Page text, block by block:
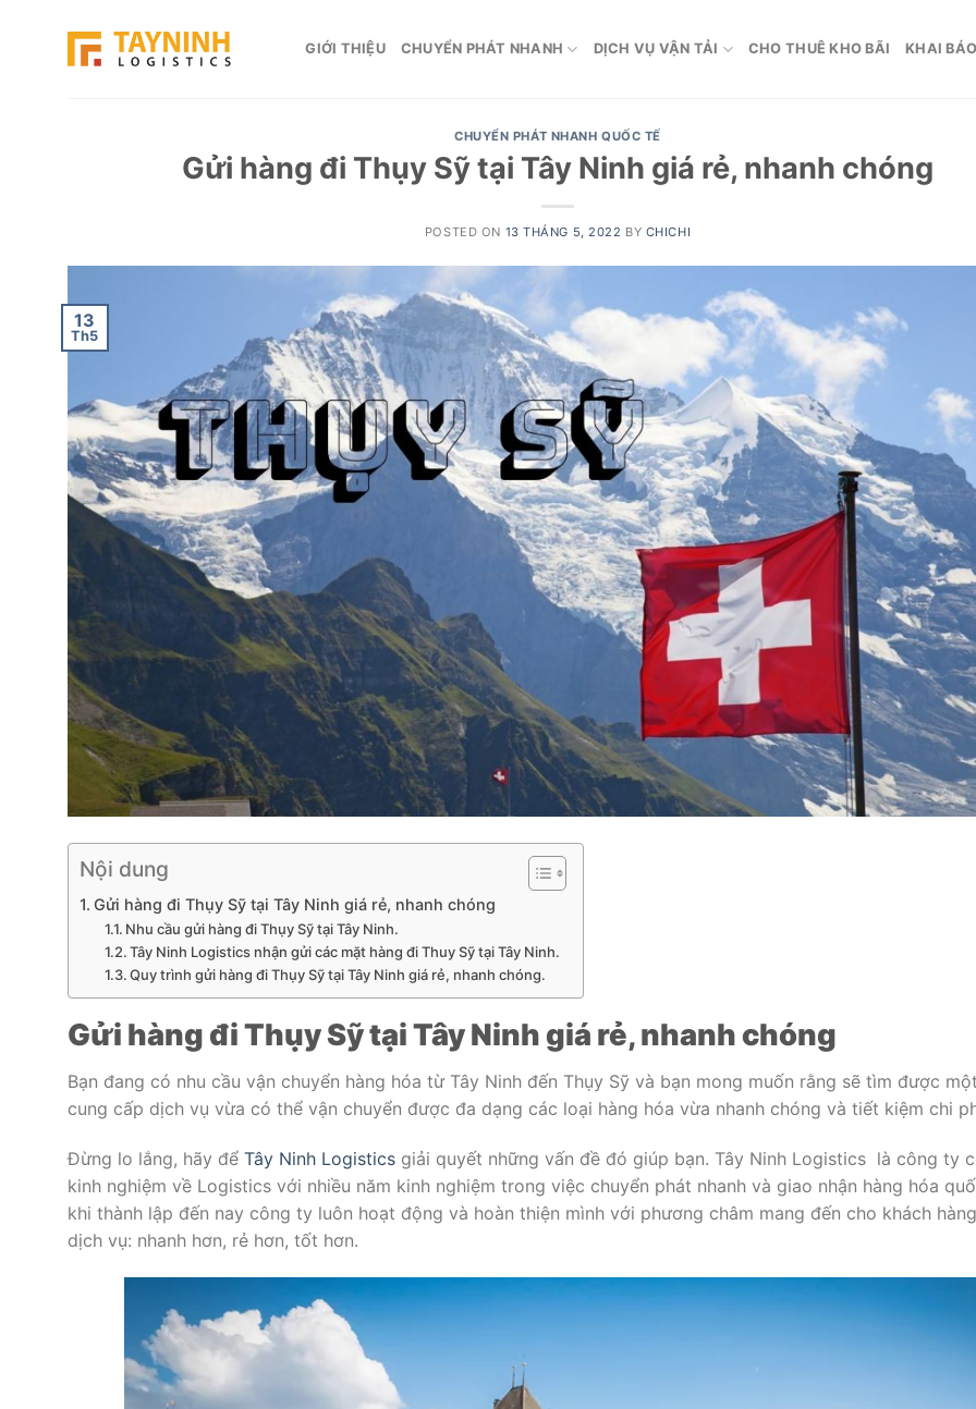
GIỚI THIỆU CHUYỂN PHÁT NHANH DỊCH VỤ VẬN TẢI CHO THUÊ KHO BÃI KHAI
CHUYỂN PHÁT NHANH QUỐC TẾ
Gửi hàng đi Thụy Sỹ tại Tây Ninh giá rẻ, nhanh chóng
POSTED ON 13 THÁNG 5, 2022 BY CHICHI
13
Th5
Nội dung
Gửi hàng đi Thụy Sỹ tại Tây Ninh giá rẻ, nhanh chóng
Nhu cầu gửi hàng đi Thụy Sỹ tại Tây Ninh.
Tây Ninh Logistics nhận gửi các mặt hàng đi Thuy Sỹ tại Tây Ninh.
Quy trình gửi hàng đi Thụy Sỹ tại Tây Ninh giá rẻ, nhanh chóng.
Gửi hàng đi Thụy Sỹ tại Tây Ninh giá rẻ, nhanh chóng
Bạn đang có nhu cầu vận chuyển hàng hóa từ Tây Ninh đến Thụy Sỹ và bạn mong muốn rằng sẽ tìm được
cung cấp dịch vụ vừa có thể vận chuyển được đa dạng các loại hàng hóa vừa nhanh chóng và tiết kiệm chi
Đừng lo lắng, hãy để Tây Ninh Logistics giải quyết những vấn đề đó giúp bạn. Tây Ninh Logistics là công ty
kinh nghiệm về Logistics với nhiều năm kinh nghiệm trong việc chuyển phát nhanh và giao nhận hàng hóa
khi thành lập đến nay công ty luôn hoạt động và hoàn thiện mình với phương châm mang đến cho khách
dịch vụ: nhanh hơn, rẻ hơn, tốt hơn.